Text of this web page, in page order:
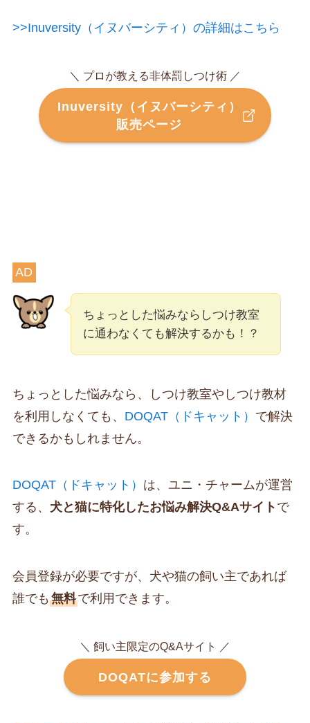
>>Inuversity（イヌバーシティ）の詳細はこちら
＼ プロが教える非体罰しつけ術 ／
Inuversity（イヌバーシティ）
販売ページ
AD
ちょっとした悩みならしつけ教室
に通わなくても解決するかも！？
ちょっとした悩みなら、しつけ教室やしつけ教材
を利用しなくても、 DOQAT（ドキャット） で解決
できるかもしれません。
DOQAT（ドキャット） は、ユニ・チャームが運営
する、 犬と猫に特化したお悩み解決Q&Aサイト で
す。
会員登録が必要ですが、犬や猫の飼い主であれば
誰でも 無料で利用できます。
＼ 飼い主限定のQ&Aサイト ／
DOQATに参加する